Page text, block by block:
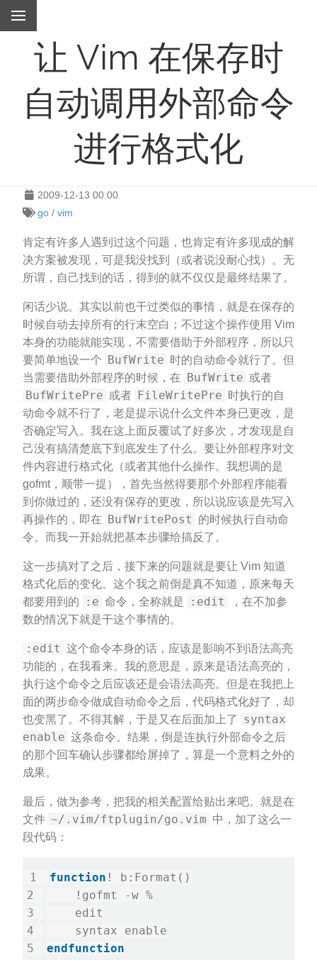
让 Vim 在保存时
自动调用外部命令
进行格式化
2009-12-13 00:00
go/ vim
肯定有许多人遇到过这个问题，也肯定有许多现成的解
决方案被发现，可是我没找到（或者说没耐心找）。无
所谓，自己找到的话，得到的就不仅仅是最终结果了。
闲话少说。其实以前也干过类似的事情，就是在保存的
时候自动去掉所有的行末空白；不过这个操作使用 Vim
本身的功能就能实现，不需要借助于外部程序，所以只
要简单地设一个 BufWrite 时的自动命令就行了。但
当需要借助外部程序的时候，在 BufWrite 或者
BufWritePre 或者 FileWritePre 时执行的自
动命令就不行了，老是提示说什么文件本身已更改，是
否确定写入。我在这上面反覆试了好多次，才发现是自
己没有搞清楚底下到底发生了什么。要让外部程序对文
件内容进行格式化（或者其他什么操作。我想调的是
gofmt，顺带一提），首先当然得要那个外部程序能看
到你做过的，还没有保存的更改，所以说应该是先写入
再操作的，即在 BufWritePost
的时候执行自动命
令。而我一开始就把基本步骤给搞反了。
这一步搞对了之后，接下来的问题就是要让 Vim 知道
格式化后的变化。这个我之前倒是真不知道，原来每天
都要用到的
:e 命令，全称就是 :edit
，在不加参
数的情况下就是干这个事情的。
:edit 这个命令本身的话，应该是影响不到语法高亮
功能的，在我看来。我的意思是，原来是语法高亮的，
执行这个命令之后应该还是会语法高亮。但是在我把上
面的两步命令做成自动命令之后，代码格式化好了，却
也变黑了。不得其解，于是又在后面加上了
syntax
enable 这条命令。结果，倒是连执行外部命令之后
的那个回车确认步骤都给屏掉了，算是一个意料之外的
成果。
最后，做为参考，把我的相关配置给贴出来吧。就是在
文件 ~/.vim/ftplugin/go.vim 中，加了这么一
段代码：
function ! b:Format()
    !gofmt -w %
    edit
    syntax enable
endfunction